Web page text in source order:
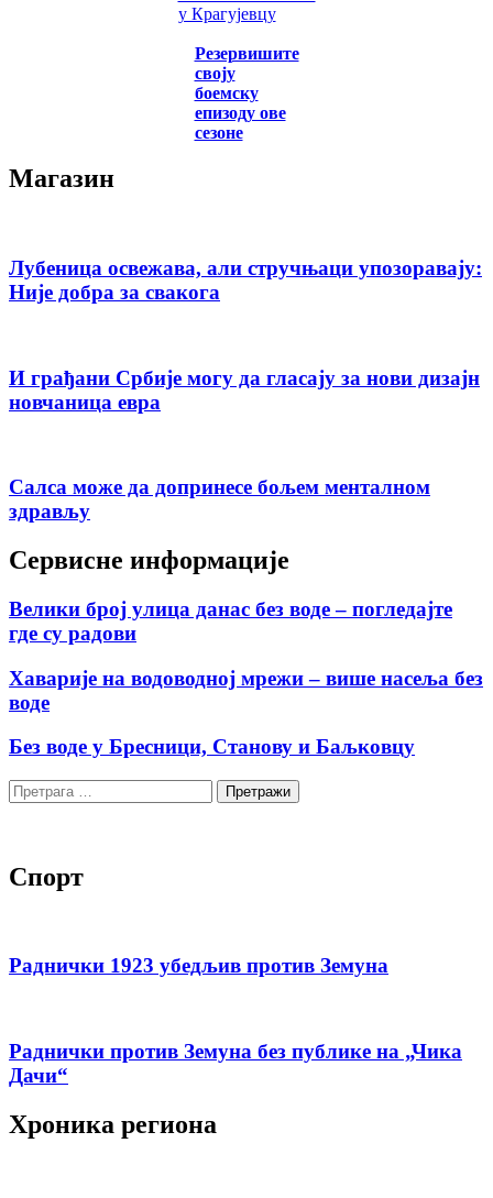
у Крагујевцу
Резервишите
своју
боемску
епизоду ове
сезоне
Магазин
Лубеница освежава, али стручњаци упозоравају:
Није добра за свакога
И грађани Србије могу да гласају за нови дизајн
новчаница евра
Салса може да допринесе бољем менталном
здрављу
Сервисне информације
Велики број улица данас без воде – погледајте
где су радови
Хаварије на водоводној мрежи – више насеља без
воде
Без воде у Бресници, Станову и Баљковцу
Претрага
за:
Спорт
Раднички 1923 убедљив против Земуна
Раднички против Земуна без публике на „Чика
Дачи“
Хроника региона